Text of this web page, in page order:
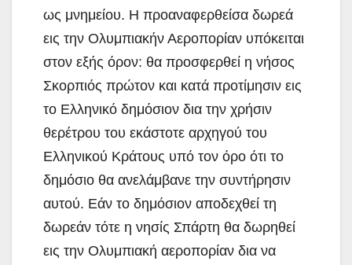
ως μνημείου. Η προαναφερθείσα δωρεά
εις την Ολυμπιακήν Αεροπορίαν υπόκειται
στον εξής όρον: θα προσφερθεί η νήσος
Σκορπιός πρώτον και κατά προτίμησιν εις
το Ελληνικό δημόσιον δια την χρήσιν
θερέτρου του εκάστοτε αρχηγού του
Ελληνικού Κράτους υπό τον όρο ότι το
δημόσιο θα ανελάμβανε την συντήρησιν
αυτού. Εάν το δημόσιον αποδεχθεί τη
δωρεάν τότε η νησίς Σπάρτη θα δωρηθεί
εις την Ολυμπιακή αεροπορίαν δια να